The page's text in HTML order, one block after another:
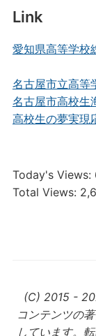
Link
愛知県高等学校
名古屋市立高等
名古屋市高校生
高校生の夢実現
Today's Views:
Total Views:
(C) 2015 -
コンテンツの
しています。